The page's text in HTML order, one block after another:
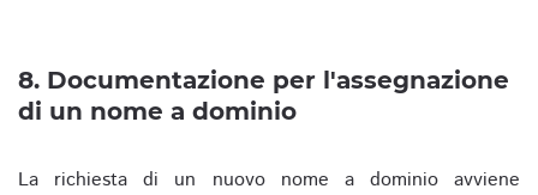
8. Documentazione per l'assegnazione
di un nome a dominio
La richiesta di un nuovo nome a dominio avviene